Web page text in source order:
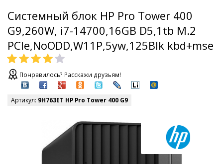
Системный блок HP Pro Tower 400
G9,260W, i7-14700,16GB D5,1tb M.2
PCIe,NoODD,W11P,5yw,125Blk kbd+mse
Понравилось? Расскажи друзьям!
Артикул: 9H763ET HP Pro Tower 400 G9